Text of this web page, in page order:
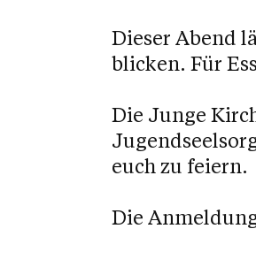
Dieser Abend
blicken. Für
Die Junge
euch zu feiern.
Die